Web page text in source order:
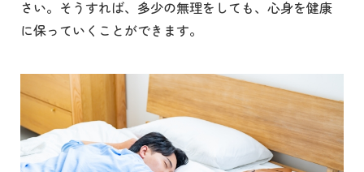
さい。そうすれば、多少の無理をしても、心身を健康
に保っていくことができます。